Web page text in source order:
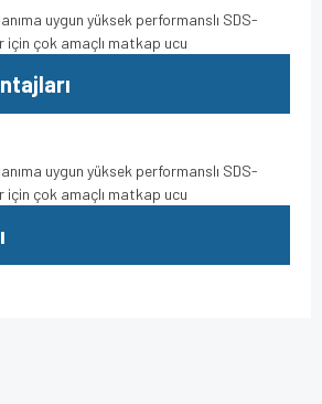
uygun yüksek performanslı SDS-
için çok amaçlı matkap ucu
uygun yüksek performanslı SDS-
için çok amaçlı matkap ucu